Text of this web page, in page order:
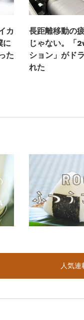
カ
に
た
長距離移動の
じゃない。「
ション」がド
れた
人気